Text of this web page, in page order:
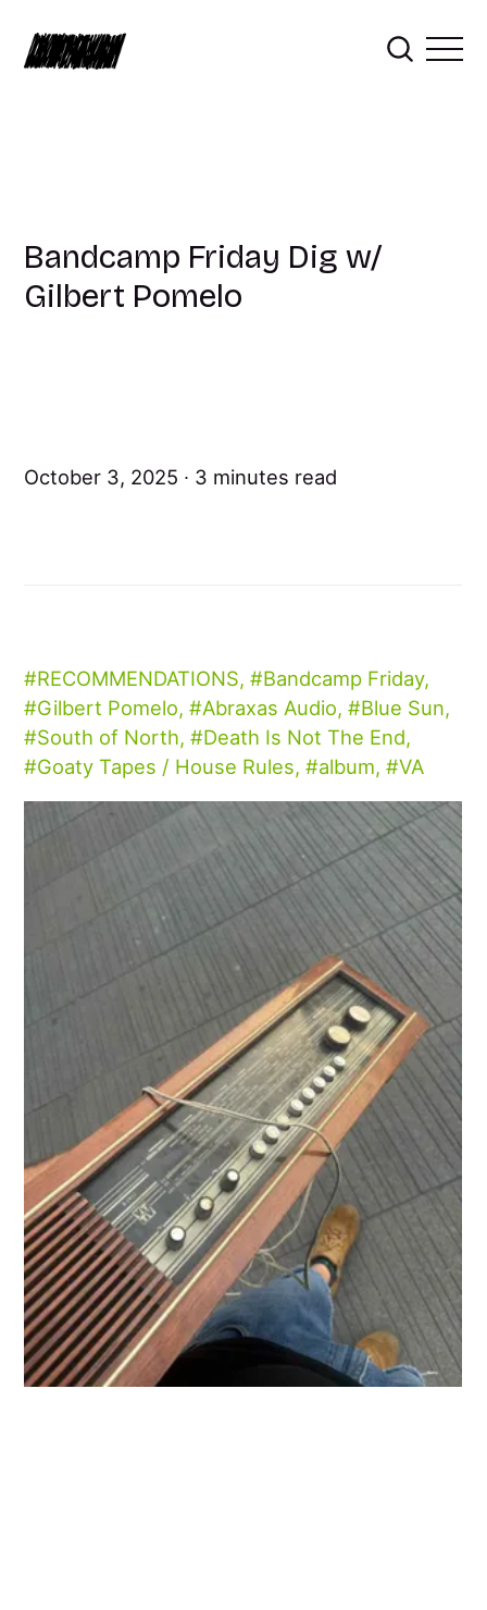
October 3, 2025 3 minutes read
Bandcamp Friday Dig w/
Gilbert Pomelo
RECOMMENDATIONS, Bandcamp Friday,
Gilbert Pomelo, Abraxas Audio, Blue Sun,
South of North, Death Is Not The End,
Goaty Tapes / House Rules, album, VA